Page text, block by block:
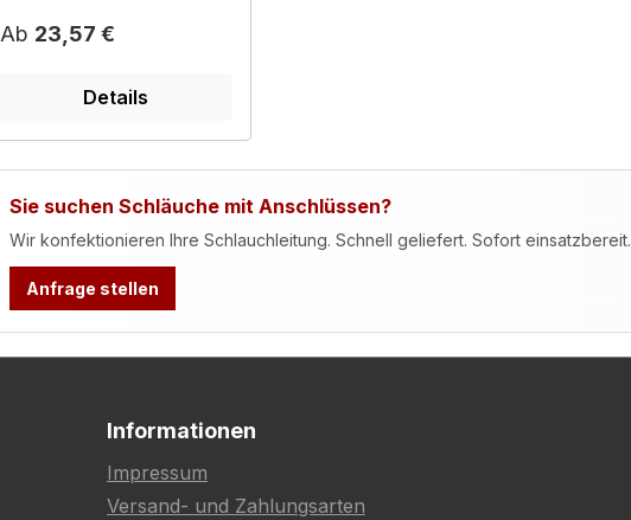
Regulärer Preis:
Ab 23,57 €
Details
Sie suchen Schläuche mit Anschlüssen?
Wir konfektionieren Ihre Schlauchleitung. Schnell geliefert. Sofort einsatzbereit.
Anfrage stellen
Informationen
Impressum
Versand- und Zahlungsarten